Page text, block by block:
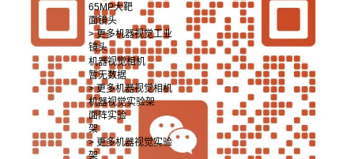
65MP大靶
面镜头
> 更多机器视觉工业
镜头
机器视觉相机
暂无数据
> 更多机器视觉相机
机器视觉实验架
面阵实验
架
> 更多机器视觉实验
架